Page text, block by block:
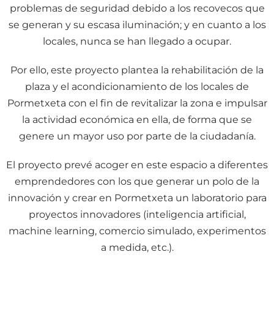
problemas de seguridad debido a los recovecos que
se generan y su escasa iluminación; y en cuanto a los
locales, nunca se han llegado a ocupar.
Por ello, este proyecto plantea la rehabilitación de la
plaza y el acondicionamiento de los locales de
Pormetxeta con el fin de revitalizar la zona e impulsar
la actividad económica en ella, de forma que se
genere un mayor uso por parte de la ciudadanía.
El proyecto prevé acoger en este espacio a diferentes
emprendedores con los que generar un polo de la
innovación y crear en Pormetxeta un laboratorio para
proyectos innovadores (inteligencia artificial,
machine learning, comercio simulado, experimentos
a medida, etc.).